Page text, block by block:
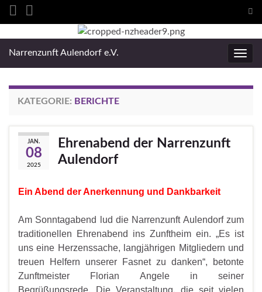
Search for:
Narrenzunft Aulendorf e.V.
KATEGORIE: BERICHTE
JAN.
08
2025
Ehrenabend der Narrenzunft
Aulendorf
Ein Abend der Anerkennung und Dankbarkeit
Am Sonntagabend lud die Narrenzunft Aulendorf zum
traditionellen Ehrenabend ins Zunftheim ein. „Es ist
uns eine Herzenssache, langjährigen Mitgliedern und
treuen Helfern unserer Fasnet zu danken“, betonte
Zunftmeister Florian Angele in seiner
Begrüßungsrede. Die Veranstaltung, die seit vielen